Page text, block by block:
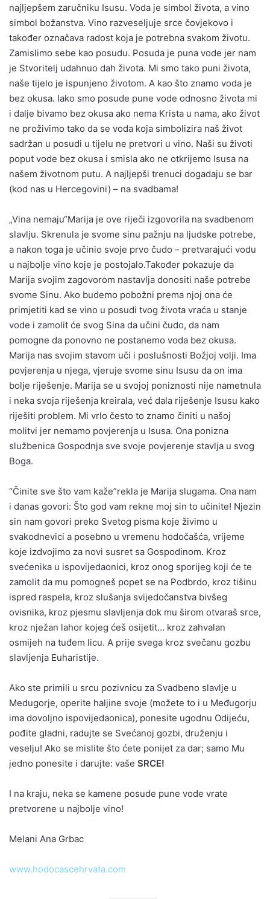
najljepšem zaručniku Isusu. Voda je simbol života, a vino
simbol božanstva. Vino razveseljuje srce čovjekovo i
također označava radost koja je potrebna svakom životu.
Zamislimo sebe kao posudu. Posuda je puna vode jer nam
je Stvoritelj udahnuo dah života. Mi smo tako puni života,
naše tijelo je ispunjeno životom. A kao što znamo voda je
bez okusa. Iako smo posude pune vode odnosno života mi
i dalje bivamo bez okusa ako nema Krista u nama, ako život
ne proživimo tako da se voda koja simbolizira naš život
sadržan u posudi u tijelu ne pretvori u vino. Naši su životi
poput vode bez okusa i smisla ako ne otkrijemo Isusa na
našem životnom putu. A najljepši trenuci dogadaju se bar
(kod nas u Hercegovini) – na svadbama!
„Vina nemaju“Marija je ove riječi izgovorila na svadbenom
slavlju. Skrenula je svome sinu pažnju na ljudske potrebe,
a nakon toga je učinio svoje prvo čudo – pretvarajući vodu
u najbolje vino koje je postojalo.Također pokazuje da
Marija svojim zagovorom nastavlja donositi naše potrebe
svome Sinu. Ako budemo pobožni prema njoj ona će
primjetiti kad se vino u posudi tvog života vraća u stanje
vode i zamolit će svog Sina da učini čudo, da nam
pomogne da ponovno ne postanemo voda bez okusa.
Marija nas svojim stavom uči i poslušnosti Božjoj volji. Ima
povjerenja u njega, vjeruje svome sinu Isusu da on ima
bolje riješenje. Marija se u svojoj poniznosti nije nametnula
i neka svoja riješenja kreirala, već dala riješenje Isusu kako
riješiti problem. Mi vrlo često to znamo činiti u našoj
molitvi jer nemamo povjerenja u Isusa. Ona ponizna
službenica Gospodnja sve svoje povjerenje stavlja u svog
Boga.
“Činite sve što vam kaže”rekla je Marija slugama. Ona nam
i danas govori: Što god vam rekne moj sin to učinite! Njezin
sin nam govori preko Svetog pisma koje živimo u
svakodnevici a posebno u vremenu hodočašća, vrijeme
koje izdvojimo za novi susret sa Gospodinom. Kroz
svećenika u ispovijedaonici, kroz onog sporijeg koji će te
zamolit da mu pomogneš popet se na Podbrdo, kroz tišinu
ispred raspela, kroz slušanja svijedočanstva bivšeg
ovisnika, kroz pjesmu slavljenja dok mu širom otvaraš srce,
kroz nježan lahor kojeg ćeš osijetit… kroz zahvalan
osmijeh na tuđem licu. A prije svega kroz svečanu gozbu
slavljenja Euharistije.
Ako ste primili u srcu pozivnicu za Svadbeno slavlje u
Medugorje, operite haljine svoje (možete to i u Međugorju
ima dovoljno ispovijedaonica), ponesite ugodnu Odijeću,
pođite gladni, radujte se Svećanoj gozbi, druženju i
veselju! Ako se mislite što ćete ponijet za dar; samo Mu
jedno ponesite i darujte: vaše SRCE!
I na kraju, neka se kamene posude pune vode vrate
pretvorene u najbolje vino!
Melani Ana Grbac
www.hodocascehrvata.com